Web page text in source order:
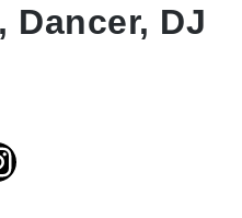
, Dancer, DJ